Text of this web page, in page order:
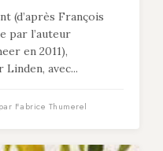
(d’après François
par l’auteur
en 2011),
avec...
Fabrice Thumerel